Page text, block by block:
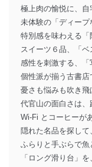
極上肉の愉悦に、自
未体験の「ディープ
特別感を味わえる「
スイーツ６品、「ベ
感性を刺激する、「
個性派が揃う古書店
憂さも悩みも吹き飛
代官山の面白さは、
Wi-Fi とコーヒーが
隠れた名品を探して
ふらりと手ぶらで魚
「ロング滑り台」